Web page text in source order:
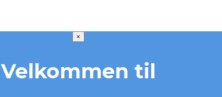
×
Velkommen til